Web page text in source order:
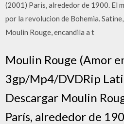
(2001) Paris, alrededor de 1900. El
por la revolucion de Bohemia.
Moulin Rouge, encandila a t
Moulin Rouge (Amor
3gp/Mp4/DVDRip
Descargar Moulin
París, alrededor de